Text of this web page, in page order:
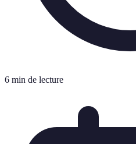
6 min de lecture